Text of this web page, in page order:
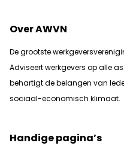
Over AWVN
De grootste
Adviseert werkgevers op alle
behartigt de belangen van
sociaal-economisch klimaat.
Handige pagina’s